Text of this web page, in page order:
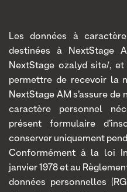
Les données à
destinées à NextStage
NextStage ozalyd site/,
permettre de recevoir la
NextStage AM s’assure
caractère personnel
présent formulaire
conserver uniquement
Conformément à la loi
janvier 1978 et au
données personnelles